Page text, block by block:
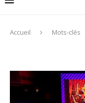
Accueil Mots-clés